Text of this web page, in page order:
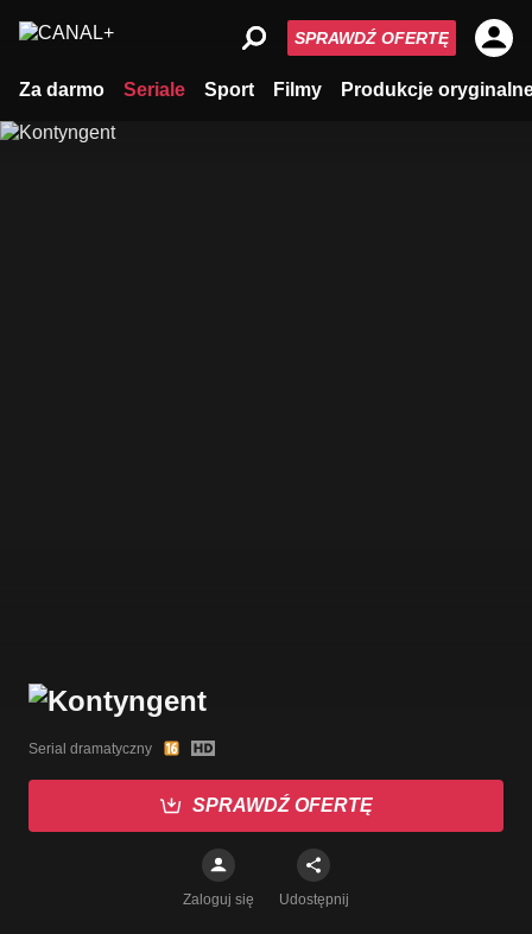
Za darmo Seriale Sport Filmy Produkcje
SPRAWDŹ OFERTĘ
Serial dramatyczny
SPRAWDŹ OFERTĘ
Zaloguj się Udostępnij